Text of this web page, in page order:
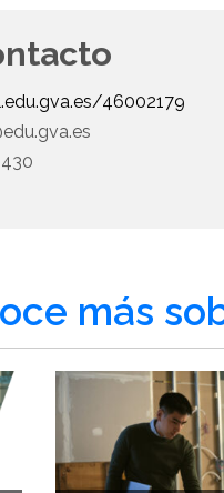
46002179
más